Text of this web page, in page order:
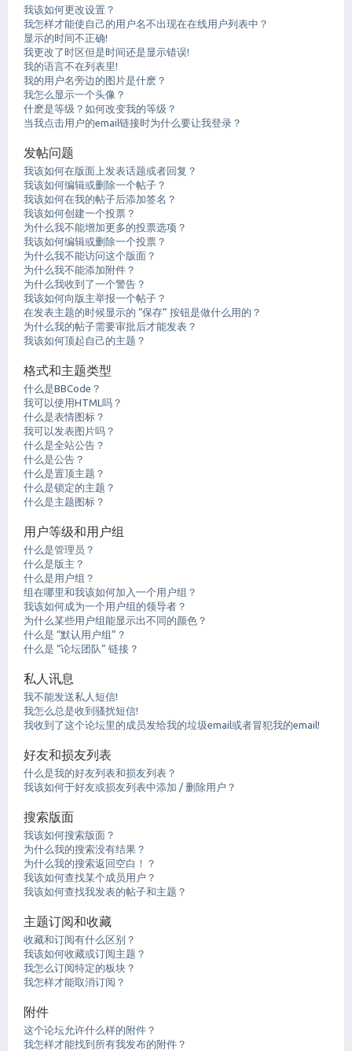
我该如何更改设置？
我怎样才能使自己的用户名不出现在在线用户列表中？
显示的时间不正确!
我更改了时区但是时间还是显示错误!
我的语言不在列表里!
我的用户名旁边的图片是什麽？
我怎么显示一个头像？
什麽是等级？如何改变我的等级？
当我点击用户的email链接时为什么要让我登录？
发帖问题
我该如何在版面上发表话题或者回复？
我该如何编辑或删除一个帖子？
我该如何在我的帖子后添加签名？
我该如何创建一个投票？
为什么我不能增加更多的投票选项？
我该如何编辑或删除一个投票？
为什么我不能访问这个版面？
为什么我不能添加附件？
为什么我收到了一个警告？
我该如何向版主举报一个帖子？
在发表主题的时候显示的 “保存” 按钮是做什么用的？
为什么我的帖子需要审批后才能发表？
我该如何顶起自己的主题？
格式和主题类型
什么是BBCode？
我可以使用HTML吗？
什么是表情图标？
我可以发表图片吗？
什么是全站公告？
什么是公告？
什么是置顶主题？
什么是锁定的主题？
什么是主题图标？
用户等级和用户组
什么是管理员？
什么是版主？
什么是用户组？
组在哪里和我该如何加入一个用户组？
我该如何成为一个用户组的领导者？
为什么某些用户组能显示出不同的颜色？
什么是 “默认用户组”？
什么是 “论坛团队” 链接？
私人讯息
我不能发送私人短信!
我怎么总是收到骚扰短信!
我收到了这个论坛里的成员发给我的垃圾email或者冒犯我的email!
好友和损友列表
什么是我的好友列表和损友列表？
我该如何于好友或损友列表中添加 / 删除用户？
搜索版面
我该如何搜索版面？
为什么我的搜索没有结果？
为什么我的搜索返回空白！？
我该如何查找某个成员用户？
我该如何查找我发表的帖子和主题？
主题订阅和收藏
收藏和订阅有什么区别？
我该如何收藏或订阅主题？
我怎么订阅特定的板块？
我怎样才能取消订阅？
附件
这个论坛允许什么样的附件？
我怎样才能找到所有我发布的附件？